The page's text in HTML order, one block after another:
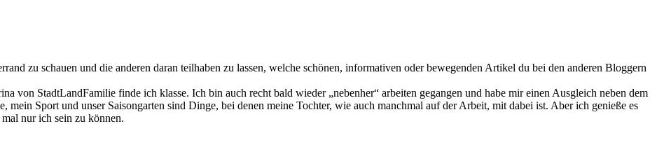
zu schauen und die anderen daran teilhaben zu lassen, welche schönen, informativen oder bewegenden Artikel du bei den anderen Bloggern
von StadtLandFamilie finde ich klasse. Ich bin auch recht bald wieder „nebenher“ arbeiten gegangen und habe mir einen Ausgleich neben dem
mein Sport und unser Saisongarten sind Dinge, bei denen meine Tochter, wie auch manchmal auf der Arbeit, mit dabei ist. Aber ich genieße es
nur ich sein zu können.